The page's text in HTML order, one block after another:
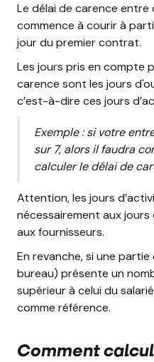
Le délai de carence
commence à courir à
jour du premier contrat.
Les jours pris en compte
carence sont les jours
c’est-à-dire ces jours
Exemple : si votre
sur 7, alors il faudra
calculer le délai de
Attention, les jours
nécessairement aux
aux fournisseurs.
En revanche, si une
bureau) présente un
supérieur à celui du
comme référence.
Comment